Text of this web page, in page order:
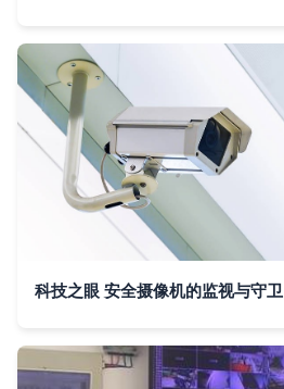
科技之眼 安全摄像机的监视与守卫